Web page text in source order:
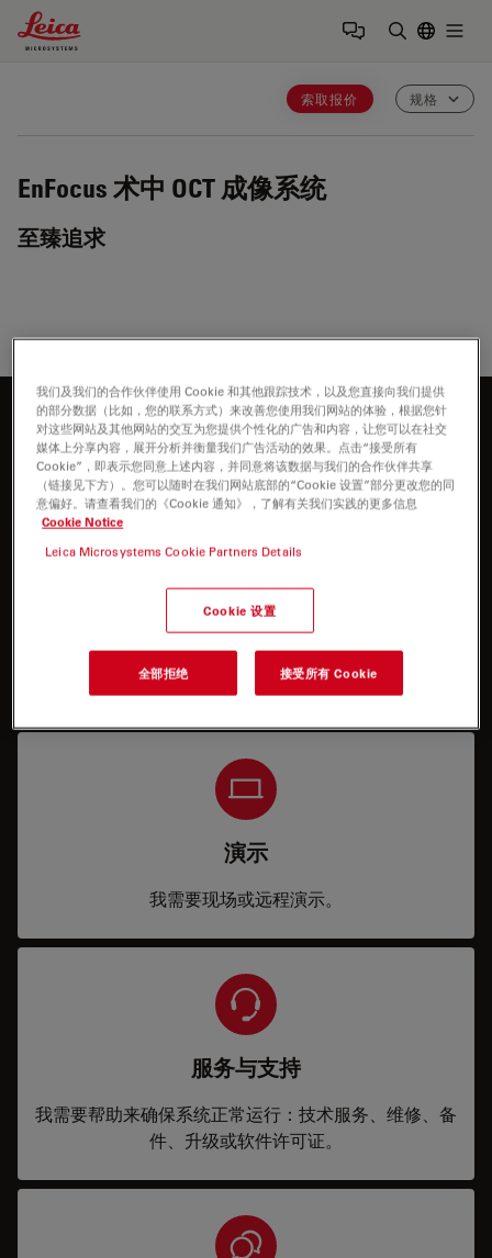
Leica Microsystems Logo
索取报价 规格
EnFocus 术中 OCT 成像系统
至臻追求
想进一步了解徕卡？
请与我们的专家交谈。
价格
我需要参数或价格信息。
演示
我需要现场或远程演示。
服务与支持
我需要帮助来确保系统正常运行：技术服务、维修、备
件、升级或软件许可证。
我们及我们的合作伙伴使用 Cookie 和其他跟踪技术，以及您直接向我们提供
的部分数据（比如，您的联系方式）来改善您使用我们网站的体验，根据您针
对这些网站及其他网站的交互为您提供个性化的广告和内容，让您可以在社交
媒体上分享内容，展开分析并衡量我们广告活动的效果。点击“接受所有
Cookie”，即表示您同意上述内容，并同意将该数据与我们的合作伙伴共享
（链接见下方）。您可以随时在我们网站底部的“Cookie 设置”部分更改您的同
意偏好。请查看我们的《Cookie 通知》，了解有关我们实践的更多信息
Cookie Notice
Leica Microsystems Cookie Partners Details
Cookie 设置
全部拒绝 接受所有 Cookie